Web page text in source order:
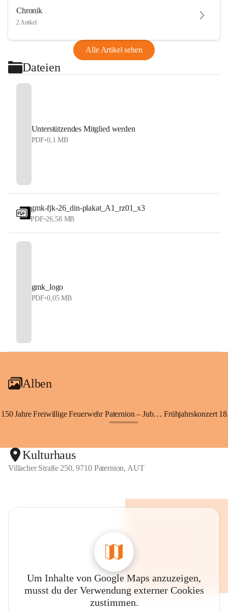
Chronik
2 Artikel
Alle Artikel sehen
Dateien
Unterstützendes Mitglied werden
PDF•0,1 MB
gmk-fjk-26_din-plakat_A1_rz01_x3
PDF•26,58 MB
gmk_logo
PDF•0,05 MB
Alben
150 Jahre Freiwillige Feuerwehr Paternion – Jubiläumsfest Frühjahrskonzert
Kulturhaus
Villacher Straße 250, 9710 Paternion, AUT
Um Inhalte von Google Maps anzuzeigen,
musst du der Verwendung externer Cookies
zustimmen.